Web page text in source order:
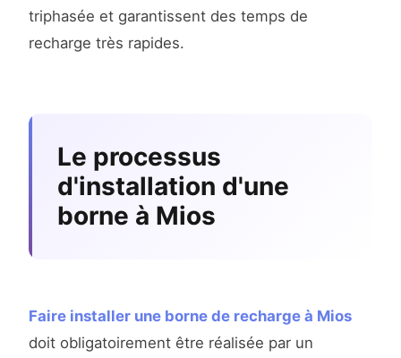
triphasée et garantissent des temps de
recharge très rapides.
Le processus
d'installation d'une
borne à Mios
Faire installer une borne de recharge à Mios
doit obligatoirement être réalisée par un